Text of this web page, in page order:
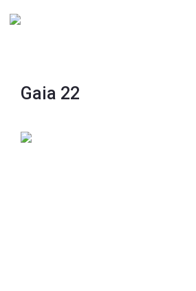
Gaia 22